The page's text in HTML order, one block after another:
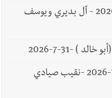
وفاة بدرية يوسف بديري -الدفن 1-8-2026 - آل بديري ويوسف
) -31-7-2026
وفاة الحاج مصطفى محمود بوجي -31-7-2026 -نقيب صيادي